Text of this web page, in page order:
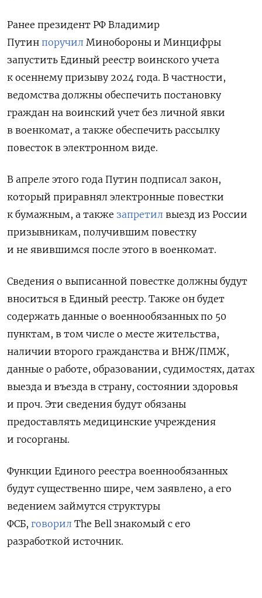
Ранее президент РФ Владимир
Путин поручил Минобороны и Минцифры
запустить Единый реестр воинского учета
к осеннему призыву 2024 года. В частности,
ведомства должны обеспечить постановку
граждан на воинский учет без личной явки
в военкомат, а также обеспечить рассылку
повесток в электронном виде.
В апреле этого года Путин подписал закон,
который приравнял электронные повестки
к бумажным, а также запретил выезд из России
призывникам, получившим повестку
и не явившимся после этого в военкомат.
Сведения о выписанной повестке должны будут
вноситься в Единый реестр. Также он будет
содержать данные о военнообязанных по 50
пунктам, в том числе о месте жительства,
наличии второго гражданства и ВНЖ/ПМЖ,
данные о работе, образовании, судимостях, датах
выезда и въезда в страну, состоянии здоровья
и проч. Эти сведения будут обязаны
предоставлять медицинские учреждения
и госорганы.
Функции Единого реестра военнообязанных
будут существенно шире, чем заявлено, а его
ведением займутся структуры
ФСБ, говорил The Bell знакомый с его
разработкой источник.